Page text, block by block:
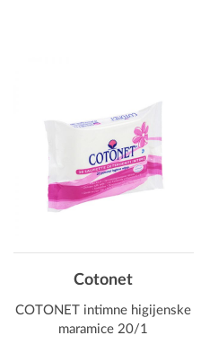
Cotonet
COTONET intimne higijenske
maramice 20/1